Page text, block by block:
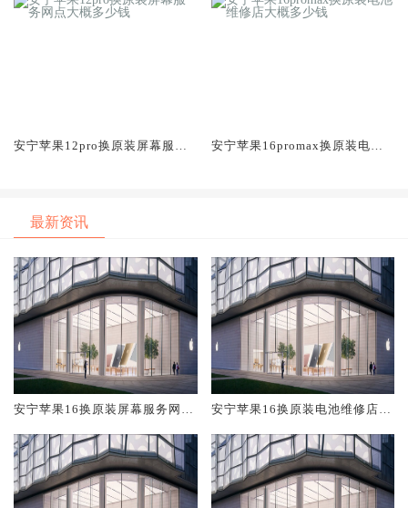
安宁苹果12pro换原装屏幕服务
安宁苹果16promax换原装电池
最新资讯
安宁苹果16换原装屏幕服务网点
安宁苹果16换原装电池维修店大